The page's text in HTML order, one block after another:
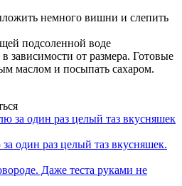
немного вишни и слепить
подсоленной воде
зависимости от размера. Готовые
маслом и посыпать сахаром.
один раз целый таз вкусняшек.